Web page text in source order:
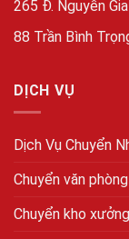
265 Đ. Nguyễn
88 Trần Bình
DỊCH VỤ
Dịch Vụ Chuyển
Chuyển văn phòng
Chuyển kho xưởng